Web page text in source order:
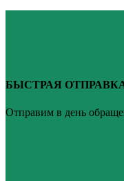
БЫСТРАЯ
Отправим в день